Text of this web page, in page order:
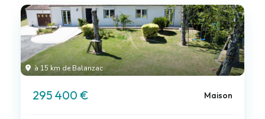
à 15 km de Balanzac
295 400 € Maison